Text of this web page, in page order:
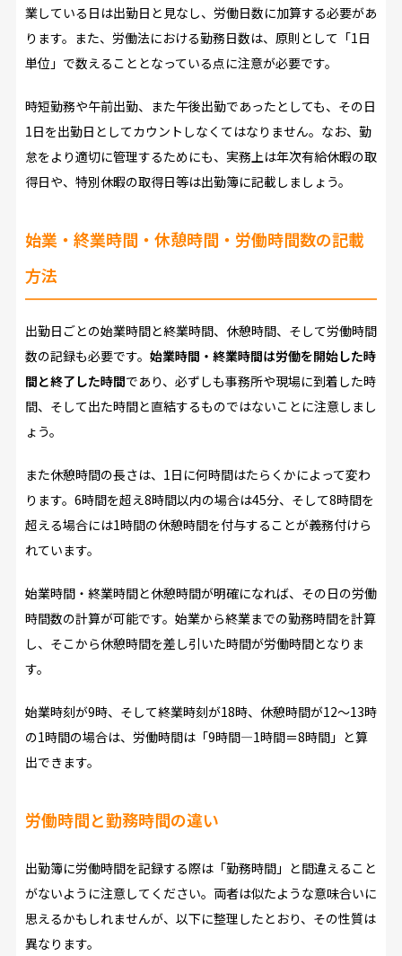
業している日は出勤日と見なし、労働日数に加算する必要があ
ります。また、労働法における勤務日数は、原則として「1日
単位」で数えることとなっている点に注意が必要です。
時短勤務や午前出勤、また午後出勤であったとしても、その日
1日を出勤日としてカウントしなくてはなりません。なお、勤
怠をより適切に管理するためにも、実務上は年次有給休暇の取
得日や、特別休暇の取得日等は出勤簿に記載しましょう。
始業・終業時間・休憩時間・労働時間数の記載
方法
出勤日ごとの始業時間と終業時間、休憩時間、そして労働時間
数の記録も必要です。 始業時間・終業時間は労働を開始した時
間と終了した時間であり、必ずしも事務所や現場に到着した時
間、そして出た時間と直結するものではないことに注意しまし
ょう。
また休憩時間の長さは、1日に何時間はたらくかによって変わ
ります。6時間を超え8時間以内の場合は45分、そして8時間を
超える場合には1時間の休憩時間を付与することが義務付けら
れています。
始業時間・終業時間と休憩時間が明確になれば、その日の労働
時間数の計算が可能です。始業から終業までの勤務時間を計算
し、そこから休憩時間を差し引いた時間が労働時間となりま
す。
始業時刻が9時、そして終業時刻が18時、休憩時間が12～13時
の1時間の場合は、労働時間は「9時間―1時間＝8時間」と算
出できます。
労働時間と勤務時間の違い
出勤簿に労働時間を記録する際は「勤務時間」と間違えること
がないように注意してください。両者は似たような意味合いに
思えるかもしれませんが、以下に整理したとおり、その性質は
異なります。